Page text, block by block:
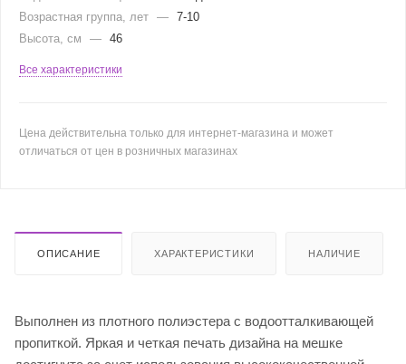
Возрастная группа, лет — 7-10
Высота, см
— 46
Все характеристики
Цена действительна только для интернет-магазина и может
отличаться от цен в розничных магазинах
ОПИСАНИЕ ХАРАКТЕРИСТИКИ НАЛИЧИЕ
Выполнен из плотного полиэстера с водоотталкивающей
пропиткой. Яркая и четкая печать дизайна на мешке